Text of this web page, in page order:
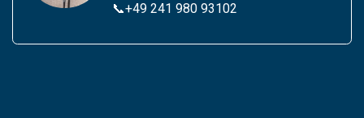
📞+49 241 980 93102